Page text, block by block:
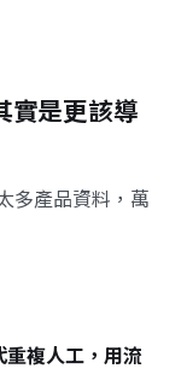
是更該導
多產品資料，萬
重複人工，用流